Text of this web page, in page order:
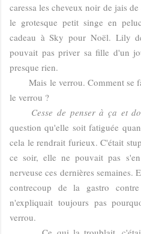
caressa les cheveux noir de jais
le grotesque petit singe en
cadeau à Sky pour Noël. Lily
pouvait pas priver sa fille d'un
presque rien.
Mais le verrou. Comment se
le verrou ?
Cesse de penser à ça et
question qu'elle soit fatiguée
cela le rendrait furieux. C'était
ce soir, elle ne pouvait pas
nerveuse ces dernières semaines.
contrecoup de la gastro
n'expliquait toujours pas
verrou.